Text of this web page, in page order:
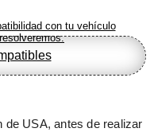
con tu vehículo
de USA, antes de realizar